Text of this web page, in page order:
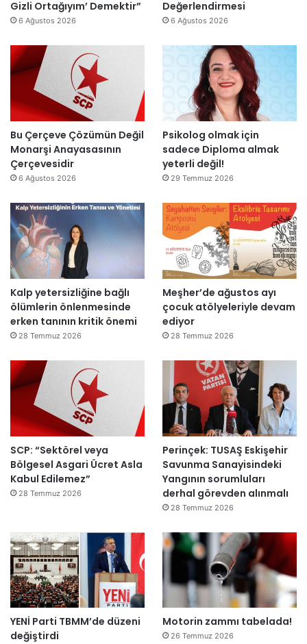
c
i
a
r
ı
k
a
l
m
a
y
c
a
k
Gizli Ortağıyım’ Demektir”
6 Ağustos 2026
Değerlendirmesi
6 Ağustos 2026
Bu Çerçeve Çözümün Değil
Monarşi Anayasasının
Çerçevesidir
6 Ağustos 2026
Psikolog olmak için
sadece Diploma almak
yeterli değil!
29 Temmuz 2026
Kalp yetersizliğine bağlı
ölümlerin önlenmesinde
erken tanının kritik önemi
28 Temmuz 2026
Meşher’de ağustos ayı
çocuk atölyeleriyle devam
ediyor
28 Temmuz 2026
SCP: “Sektörel veya
Bölgesel Asgari Ücret Asla
Kabul Edilemez”
28 Temmuz 2026
Perinçek: TUSAŞ Eskişehir
Savunma Sanayisindeki
Yangının sorumluları
derhal görevden alınmalı
28 Temmuz 2026
YENİ Parti TBMM’de düzeni
değiştirdi
Motorin zammı tabelada!
26 Temmuz 2026